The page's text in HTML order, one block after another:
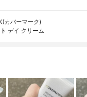
カバーマーク)
デイ クリーム